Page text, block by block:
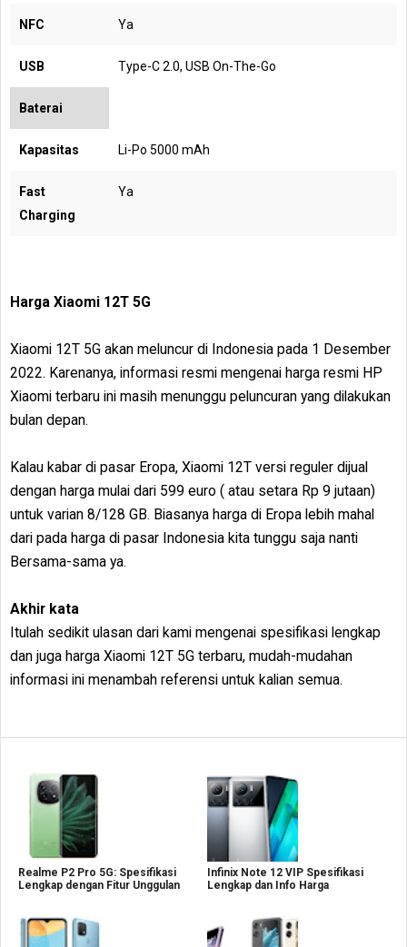
NFC Ya
USB Type-C 2.0, USB On-The-Go
Baterai
Kapasitas Li-Po 5000 mAh
Fast
Charging
Ya
Harga Xiaomi 12T 5G
Xiaomi 12T 5G akan meluncur di Indonesia pada 1 Desember
2022. Karenanya, informasi resmi mengenai harga resmi HP
Xiaomi terbaru ini masih menunggu peluncuran yang dilakukan
bulan depan.
Kalau kabar di pasar Eropa, Xiaomi 12T versi reguler dijual
dengan harga mulai dari 599 euro ( atau setara Rp 9 jutaan)
untuk varian 8/128 GB. Biasanya harga di Eropa lebih mahal
dari pada harga di pasar Indonesia kita tunggu saja nanti
Bersama-sama ya.
Akhir kata
Itulah sedikit ulasan dari kami mengenai spesifikasi lengkap
dan juga harga Xiaomi 12T 5G terbaru, mudah-mudahan
informasi ini menambah referensi untuk kalian semua.
Realme P2 Pro 5G: Spesifikasi
Lengkap dengan Fitur Unggulan
Infinix Note 12 VIP Spesifikasi
Lengkap dan Info Harga